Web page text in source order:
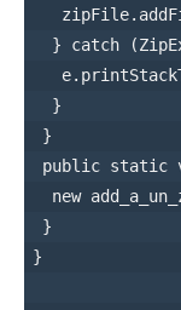
} catch
  }
}
public static
new
}
}